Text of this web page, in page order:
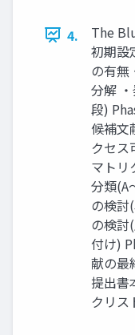
4.
The
初期設
の有無
分解
段)
候補文
クセ
マトリ
分類(A
の検討
の検討
付け)
献の最
提出書
クリス